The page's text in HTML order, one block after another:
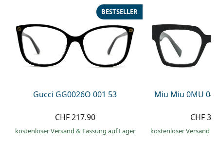
Prada
Alle Marken
Gucci GG0026O 001 53
BESTSELLER
CHF 217.90
kostenloser Versand & Fassung auf Lager
Miu Miu 0MU
CHF
kostenloser Versand